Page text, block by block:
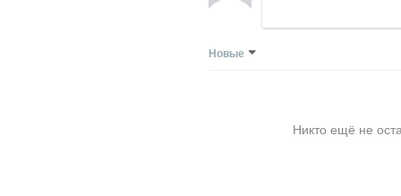
Новые
Никто ещё не